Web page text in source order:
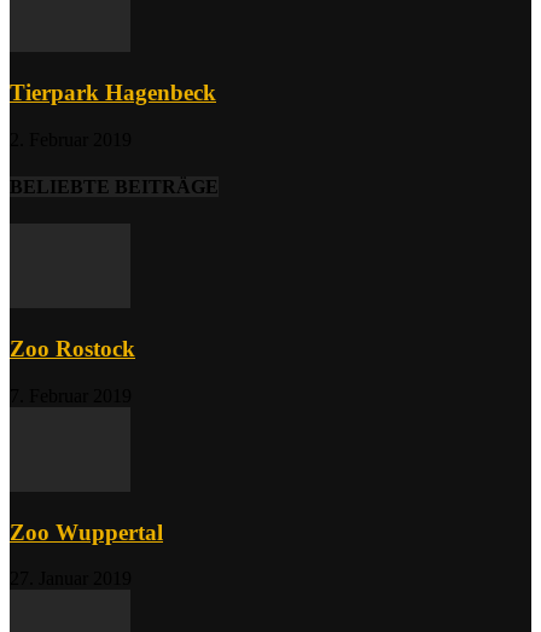
Tierpark Hagenbeck
BELIEBTE BEITRÄGE
Zoo Rostock
Zoo Wuppertal